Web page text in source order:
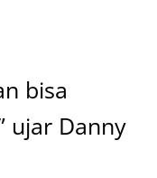
bisa
ujar Danny